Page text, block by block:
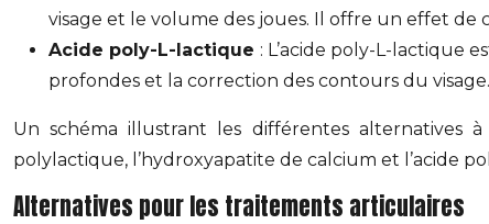
visage et le volume des joues. Il offre un effet
Acide poly-L-lactique : L’acide poly-L-lactique
profondes et la correction des contours du
Un schéma illustrant les différentes alternatives
polylactique, l’hydroxyapatite de calcium et l’acide
Alternatives pour les traitements articulaires